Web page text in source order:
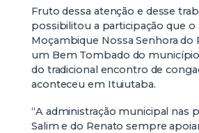
Fruto dessa atenção e desse
possibilitou a participação que o
Moçambique Nossa Senhora do
um Bem Tombado do
do tradicional encontro de
aconteceu em Ituiutaba.
“A administração municipal nas
Salim e do Renato sempre